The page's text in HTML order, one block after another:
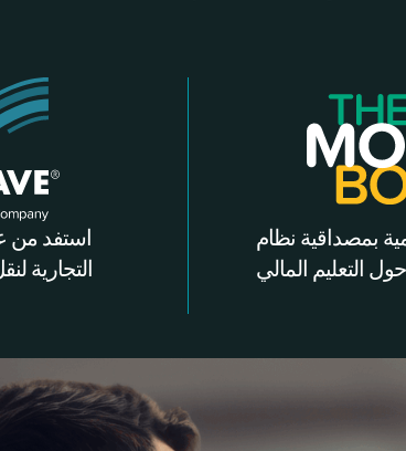
استفد من
التجارية
بمصداقية نظام